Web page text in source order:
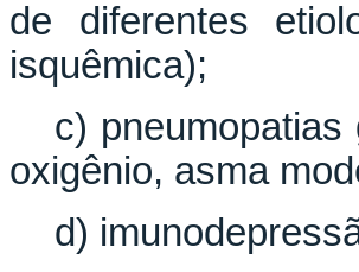
de diferentes
isquêmica);
c)
oxigênio, asma
d)